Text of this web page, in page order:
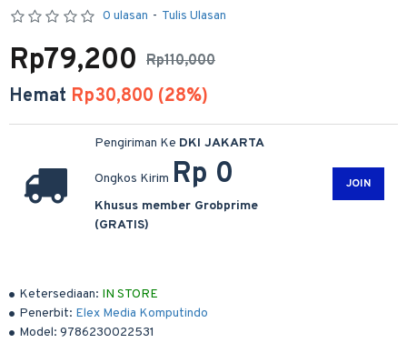
Ketersediaan: IN STORE
Penerbit: Elex Media Komputindo
Model: 9786230022531
0 ulasan - Tulis Ulasan
Rp110,000
Rp79,200
Hemat Rp30,800 (28%)
Pengiriman Ke DKI JAKARTA
Ongkos Kirim Rp 0
Khusus member Grobprime
(GRATIS)
JOIN